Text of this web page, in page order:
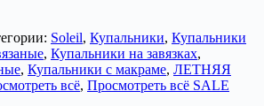
Soleil, Купальники, Купальники
, Купальники на завязках,
, Купальники с макраме, ЛЕТНЯЯ
всё, Просмотреть всё SALE